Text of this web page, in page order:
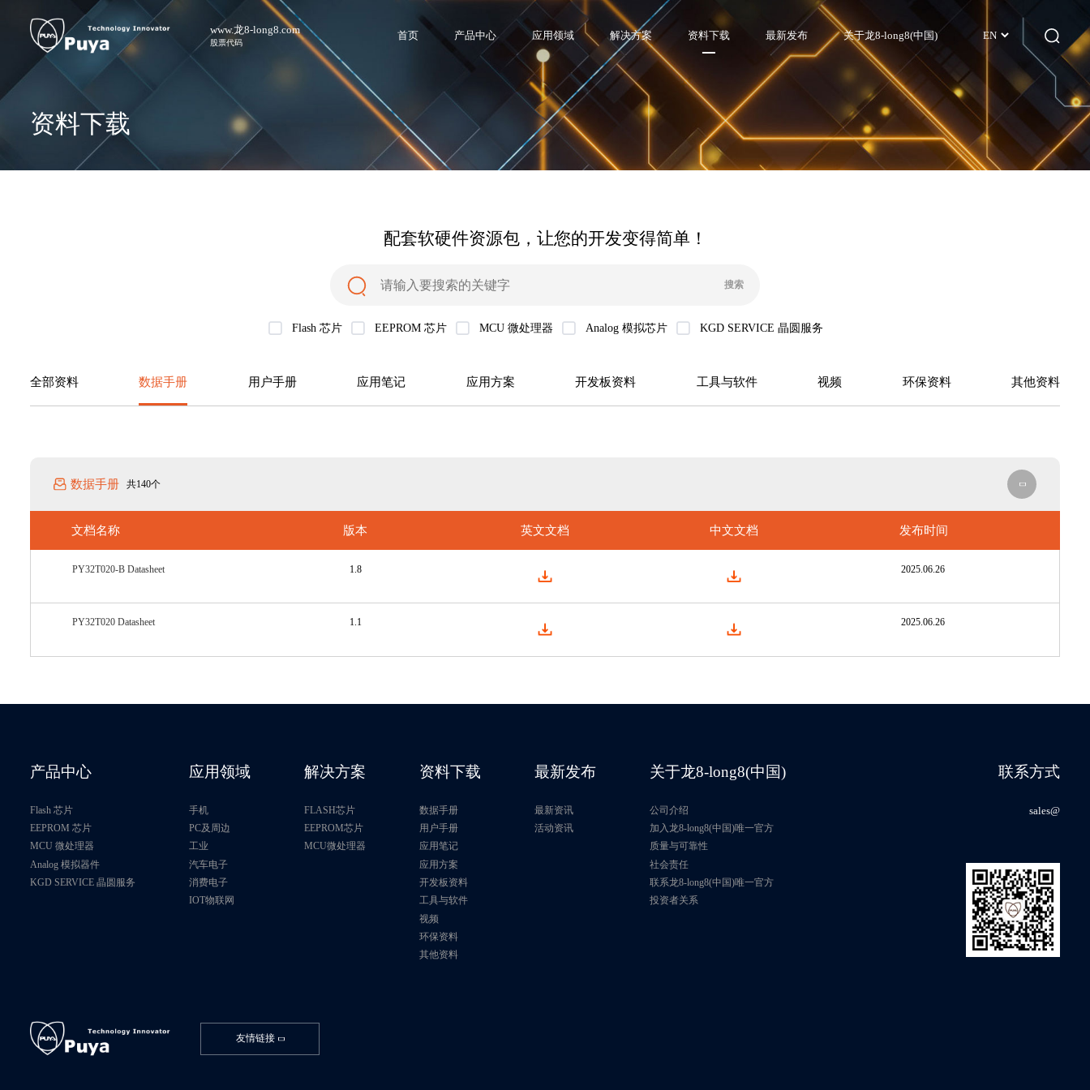
www.龙8-long8.com
股票代码
首页 产品中心 应用领域 解决方案 资料下载 最新发布 关于龙8-long8(中国) EN
资料下载
配套软硬件资源包，让您的开发变得简单！
Flash 芯片 EEPROM 芯片 MCU 微处理器 Analog 模拟芯片 KGD SERVICE 晶圆服务
全部资料 数据手册 用户手册 应用笔记 应用方案 开发板资料 工具与软件 视频 环保资料 其他资料
数据手册 共140个
文档名称 版本 英文文档 中文文档 发布时间
PY32T020-B Datasheet 1.8 2025.06.26
PY32T020 Datasheet 1.1 2025.06.26
产品中心
Flash 芯片
EEPROM 芯片
MCU 微处理器
Analog 模拟器件
KGD SERVICE 晶圆服务
应用领域
手机
PC及周边
工业
汽车电子
消费电子
IOT物联网
解决方案
FLASH芯片
EEPROM芯片
MCU微处理器
资料下载
数据手册
用户手册
应用笔记
应用方案
开发板资料
工具与软件
视频
环保资料
其他资料
最新发布
最新资讯
活动资讯
关于龙8-long8(中国)
公司介绍
加入龙8-long8(中国)唯一官方
质量与可靠性
社会责任
联系龙8-long8(中国)唯一官方
投资者关系
联系方式
sales@
友情链接